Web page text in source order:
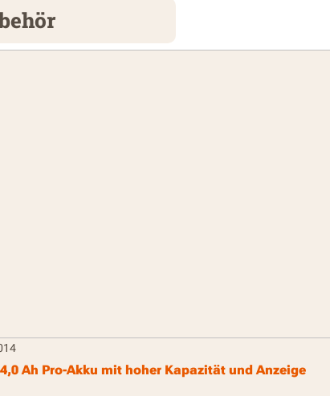
Ah Pro-Akku mit hoher Kapazität und Anzeige